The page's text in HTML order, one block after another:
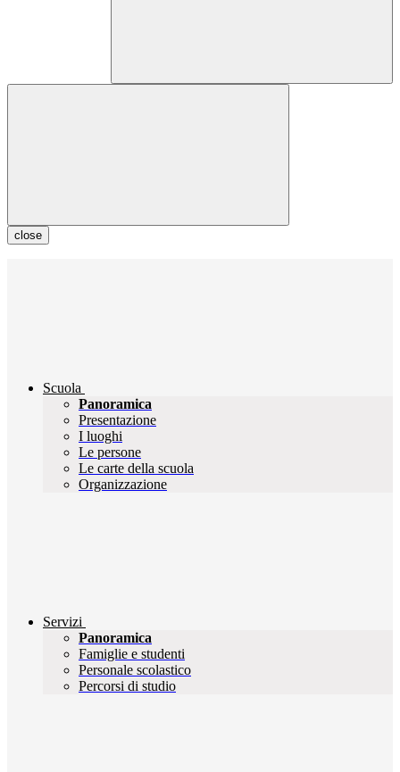
close
Scuola
Panoramica
Presentazione
I luoghi
Le persone
Le carte della scuola
Organizzazione
Servizi
Panoramica
Famiglie e studenti
Personale scolastico
Percorsi di studio